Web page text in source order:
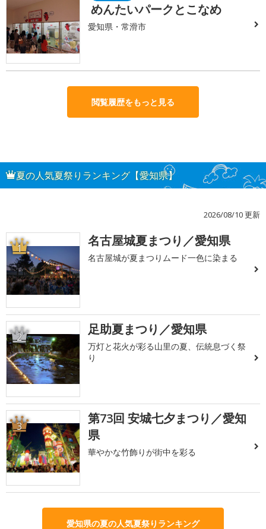
めんたいパークとこなめ
愛知県・常滑市
閲覧履歴をもっと見る
夏の人気夏祭りランキング【愛知県】
2026/08/10 更新
1 名古屋城夏まつり／愛知県
名古屋城が夏まつりムード一色に染まる
2 足助夏まつり／愛知県
万灯と花火が彩る山里の夏、伝統息づく祭
り
3
第73回 安城七夕まつり／愛知
県
華やかな竹飾りが街中を彩る
愛知県の夏の人気夏祭りランキング